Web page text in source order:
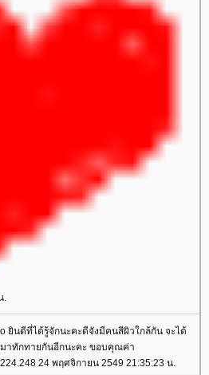
.
ยินดีที่ได้รู้จักนะคะดีจังมีคนสีผิวใกล้กัน จะได้
าทักทายกันอีกนะคะ ขอบคุณค่า
24 พฤศจิกายน 2549 21:35:23 น.